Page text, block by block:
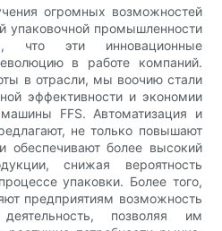
огромных возможностей
упаковочной промышленности
что эти инновационные
в работе компаний.
в отрасли, мы воочию стали
эффективности и экономии
FFS. Автоматизация и
не только повышают
обеспечивают более высокий
снижая вероятность
упаковки. Более того,
предприятиям возможность
позволяя им